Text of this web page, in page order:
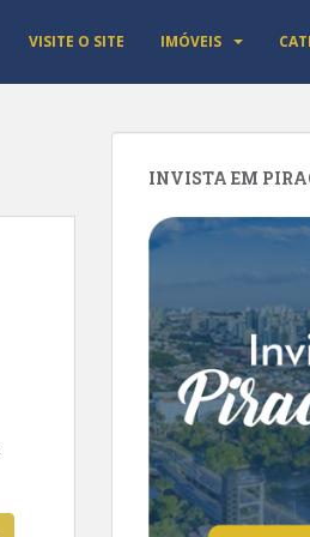
VISITE O SITE IMÓVEIS
INVISTA EM